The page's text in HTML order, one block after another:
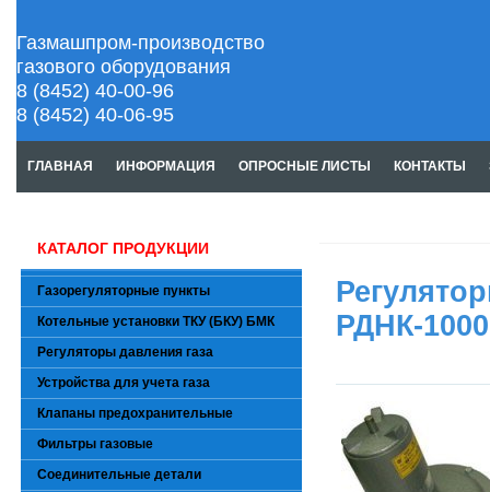
Газмашпром-производство
газового оборудования
8 (8452) 40-00-96
8 (8452) 40-06-95
ГЛАВНАЯ ИНФОРМАЦИЯ ОПРОСНЫЕ ЛИСТЫ КОНТАКТЫ
РДНК-
КАТАЛОГ ПРОДУКЦИИ
Газорегуляторные пункты
Котельные установки ТКУ (БКУ) БМК
Регуляторы давления газа
Устройства для учета газа
Клапаны предохранительные
Фильтры газовые
Соединительные детали